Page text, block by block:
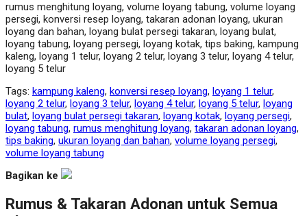
rumus menghitung loyang, volume loyang tabung, volume loyang
persegi, konversi resep loyang, takaran adonan loyang, ukuran
loyang dan bahan, loyang bulat persegi takaran, loyang bulat,
loyang tabung, loyang persegi, loyang kotak, tips baking, kampung
kaleng, loyang 1 telur, loyang 2 telur, loyang 3 telur, loyang 4 telur,
loyang 5 telur
Tags: kampung kaleng, konversi resep loyang, loyang 1 telur,
loyang 2 telur, loyang 3 telur, loyang 4 telur, loyang 5 telur, loyang
bulat, loyang bulat persegi takaran, loyang kotak, loyang persegi,
loyang tabung, rumus menghitung loyang, takaran adonan loyang,
tips baking, ukuran loyang dan bahan, volume loyang persegi,
volume loyang tabung
Bagikan ke
Rumus & Takaran Adonan untuk Semua